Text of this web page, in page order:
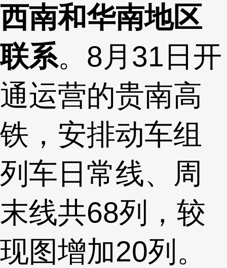
西南和华南地区
联系。8月31日开
通运营的贵南高
铁，安排动车组
列车日常线、周
末线共68列，较
现图增加20列。